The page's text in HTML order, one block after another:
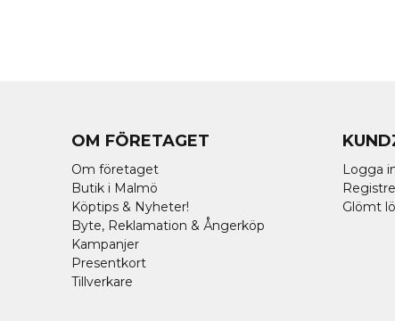
OM FÖRETAGET
Om företaget
Butik i Malmö
Köptips & Nyheter!
Byte, Reklamation & Ångerköp
Kampanjer
Presentkort
Tillverkare
Logga
Glömt